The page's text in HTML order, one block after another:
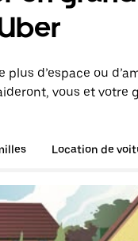
plus d’espace ou
vous et votre
Location de